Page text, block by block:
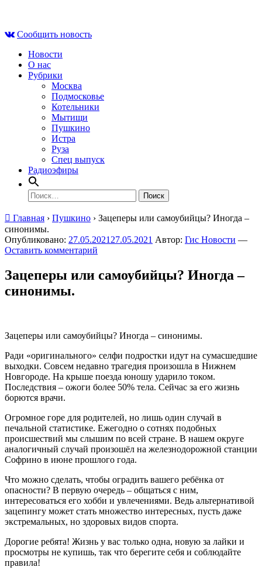
contentСообщить новость
Новости
О нас
Рубрики
Москва
Подмосковье
Котельники
Мытищи
Пушкино
Истра
Руза
Спец выпуск
Радиоэфиры
Найти:
Главная › Пушкино › Зацеперы или самоубийцы? Иногда –
синонимы.
Опубликовано: 27.05.2021 27.05.2021 Автор: Гис Новости —
Оставить комментарий
Зацеперы или самоубийцы? Иногда –
синонимы.
Зацеперы или самоубийцы? Иногда – синонимы.
Ради «оригинального» селфи подростки идут на сумасшедшие
выходки. Совсем недавно трагедия произошла в Нижнем
Новгороде. На крыше поезда юношу ударило током.
Последствия – ожоги более 50% тела. Сейчас за его жизнь
борются врачи.
Огромное горе для родителей, но лишь один случай в
печальной статистике. Ежегодно о сотнях подобных
происшествий мы слышим по всей стране. В нашем округе
аналогичный случай произошёл на железнодорожной станции
Софрино в июне прошлого года.
Что можно сделать, чтобы оградить вашего ребёнка от
опасности? В первую очередь – общаться с ним,
интересоваться его хобби и увлечениями. Ведь альтернативой
зацепингу может стать множество интересных, пусть даже
экстремальных, но здоровых видов спорта.
Дорогие ребята! Жизнь у вас только одна, новую за лайки и
просмотры не купишь, так что берегите себя и соблюдайте
правила!